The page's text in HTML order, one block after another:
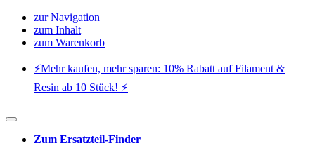
zur Navigation
zum Inhalt
zum Warenkorb
⚡️Mehr kaufen, mehr sparen: 10% Rabatt auf Filament &
Resin ab 10 Stück! ⚡️
Zum Ersatzteil-Finder